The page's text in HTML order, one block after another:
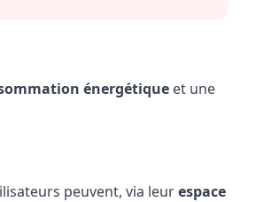
énergétiqueet une
peuvent, via leurespace